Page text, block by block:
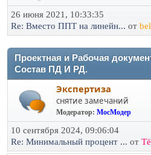
26 июня 2021, 10:33:35
Re: Вместо ППТ на линейн... от
Проектная и Рабочая
Состав ПД И РД.
Экспертиза
снятие замечаний
Модератор: МосМодер
10 сентября 2024, 09:06:04
Re: Минимальный процент ... от